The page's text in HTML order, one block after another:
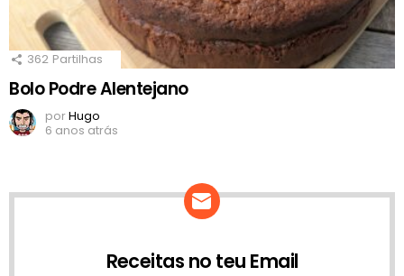
362 Partilhas
Bolo Podre Alentejano
porHugo
6 anos atrás
Receitas no teu Email